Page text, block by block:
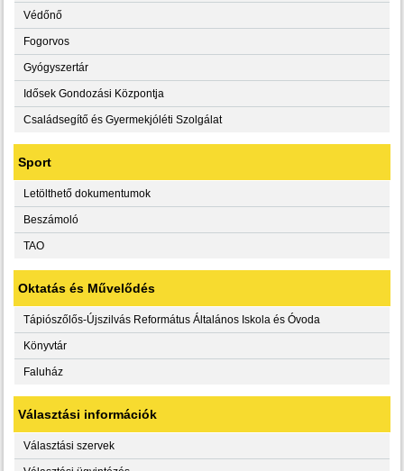
Védőnő
Fogorvos
Gyógyszertár
Idősek Gondozási Központja
Családsegítő és Gyermekjóléti Szolgálat
Sport
Letölthető dokumentumok
Beszámoló
TAO
Oktatás és Művelődés
Tápiószőlős-Újszilvás Református Általános Iskola és Óvoda
Könyvtár
Faluház
Választási információk
Választási szervek